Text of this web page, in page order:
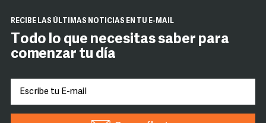
RECIBE LAS ÚLTIMAS NOTICIAS EN TU E-MAIL
Todo lo que necesitas saber para
comenzar tu día